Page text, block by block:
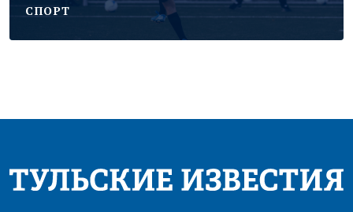
CПОРТ